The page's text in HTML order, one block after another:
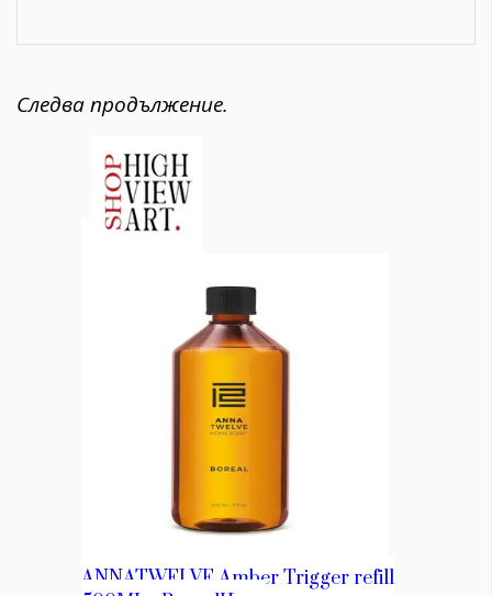
Следва продължение.